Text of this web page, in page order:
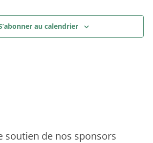
au calendrier
soutien de nos sponsors